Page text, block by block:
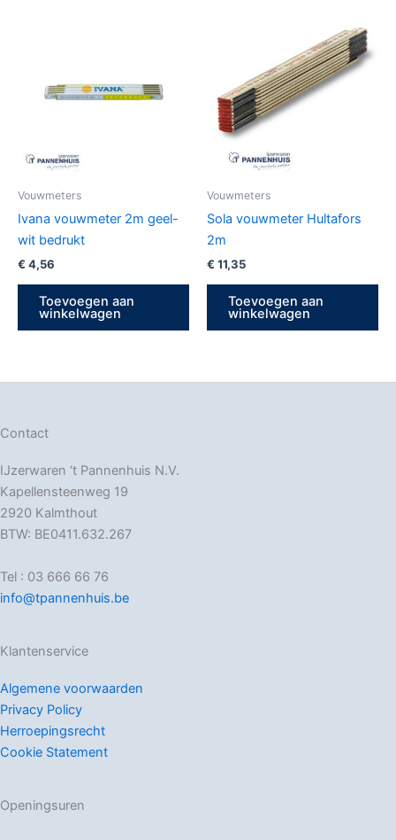
Vouwmeters
Ivana vouwmeter 2m geel-
wit bedrukt
€ 4,56
Toevoegen aan
winkelwagen
Vouwmeters
Sola vouwmeter Hultafors
2m
€ 11,35
Toevoegen aan
winkelwagen
Contact
IJzerwaren ‘t Pannenhuis N.V.
Kapellensteenweg 19
2920 Kalmthout
BTW: BE0411.632.267
Tel : 03 666 66 76
info@tpannenhuis.be
Klantenservice
Algemene voorwaarden
Privacy Policy
Herroepingsrecht
Cookie Statement
Openingsuren